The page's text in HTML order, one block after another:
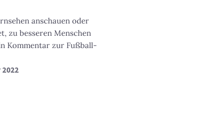
anschauen oder
zu besseren Menschen
Kommentar zur Fußball-